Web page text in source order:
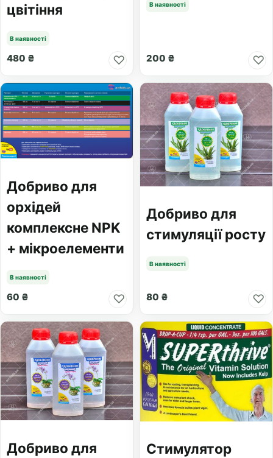
цвітіння
В наявності
480 ₴ ♡
В наявності
200 ₴ ♡
Добриво для
орхідей
комплексне NPK
+ мікроелементи
В наявності
60 ₴ ♡
Добриво для
стимуляції росту
В наявності
80 ₴ ♡
Добриво для
Стимулятор